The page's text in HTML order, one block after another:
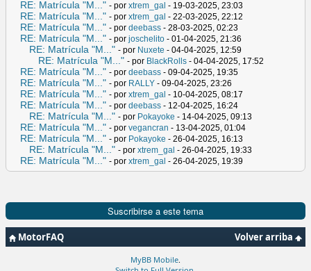
RE: Matrícula "M..." - por xtrem_gal - 19-03-2025, 23:03
RE: Matrícula "M..." - por xtrem_gal - 22-03-2025, 22:12
RE: Matrícula "M..." - por deebass - 28-03-2025, 02:23
RE: Matrícula "M..." - por joschelito - 01-04-2025, 21:36
RE: Matrícula "M..." - por Nuxete - 04-04-2025, 12:59
RE: Matrícula "M..." - por BlackRolls - 04-04-2025, 17:52
RE: Matrícula "M..." - por deebass - 09-04-2025, 19:35
RE: Matrícula "M..." - por RALLY - 09-04-2025, 23:26
RE: Matrícula "M..." - por xtrem_gal - 10-04-2025, 08:17
RE: Matrícula "M..." - por deebass - 12-04-2025, 16:24
RE: Matrícula "M..." - por Pokayoke - 14-04-2025, 09:13
RE: Matrícula "M..." - por vegancran - 13-04-2025, 01:04
RE: Matrícula "M..." - por Pokayoke - 26-04-2025, 16:13
RE: Matrícula "M..." - por xtrem_gal - 26-04-2025, 19:33
RE: Matrícula "M..." - por xtrem_gal - 26-04-2025, 19:39
Suscribirse a este tema
Volver arriba
MotorFAQ
MyBB Mobile.